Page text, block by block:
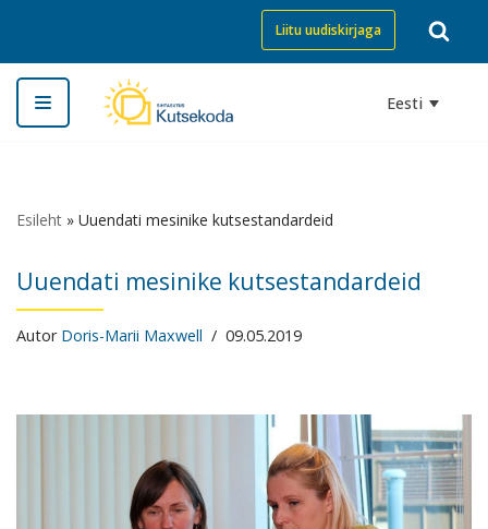
Skip
to
content
Liitu uudiskirjaga
Eesti
Esileht » Uuendati mesinike kutsestandardeid
Uuendati mesinike kutsestandardeid
Autor Doris-Marii Maxwell 09.05.2019